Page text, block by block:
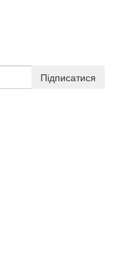
Підписатися